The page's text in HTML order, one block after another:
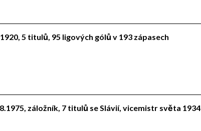
5 titulů, 95 ligových gólů v 193 zápasech
záložník, 7 titulů se Slávií, vicemistr světa 1934